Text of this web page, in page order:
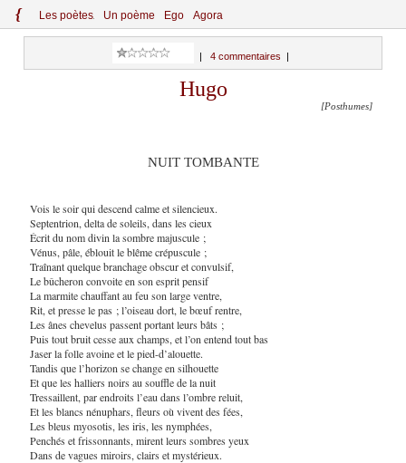
{ Les poètes Un poème Ego Agora
4 commentaires
Hugo
[Posthumes]
NUIT TOMBANTE
Vois le soir qui descend calme et silencieux.
Septentrion, delta de soleils, dans les cieux
Écrit du nom divin la sombre majuscule ;
Vénus, pâle, éblouit le blême crépuscule ;
Traînant quelque branchage obscur et convulsif,
Le bûcheron convoite en son esprit pensif
La marmite chauffant au feu son large ventre,
Rit, et presse le pas ; l’oiseau dort, le bœuf rentre,
Les ânes chevelus passent portant leurs bâts ;
Puis tout bruit cesse aux champs, et l’on entend tout bas
Jaser la folle avoine et le pied-d’alouette.
Tandis que l’horizon se change en silhouette
Et que les halliers noirs au souffle de la nuit
Tressaillent, par endroits l’eau dans l’ombre reluit,
Et les blancs nénuphars, fleurs où vivent des fées,
Les bleus myosotis, les iris, les nymphées,
Penchés et frissonnants, mirent leurs sombres yeux
Dans de vagues miroirs, clairs et mystérieux.